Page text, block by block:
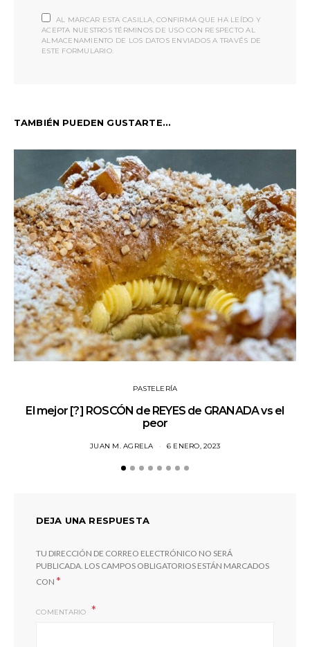
AL MARCAR ESTA CASILLA, CONFIRMA QUE HA LEÍDO Y
ACEPTA NUESTROS TÉRMINOS DE USO CON RESPECTO AL
ALMACENAMIENTO DE LOS DATOS ENVIADOS A TRAVÉS DE
ESTE FORMULARIO.
TAMBIÉN PUEDEN GUSTARTE...
PASTELERÍA
El mejor [?] ROSCÓN de REYES de GRANADA vs el
peor
JUAN M. AGRELA 6 ENERO, 2023
DEJA UNA RESPUESTA
TU DIRECCIÓN DE CORREO ELECTRÓNICO NO SERÁ
PUBLICADA. LOS CAMPOS OBLIGATORIOS ESTÁN MARCADOS
CON *
COMENTARIO